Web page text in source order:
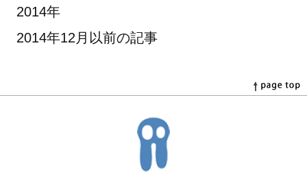
2014年
2014年12月以前の記事